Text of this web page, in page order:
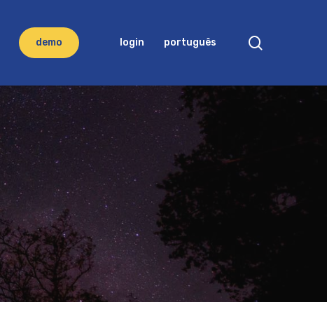
demo login português